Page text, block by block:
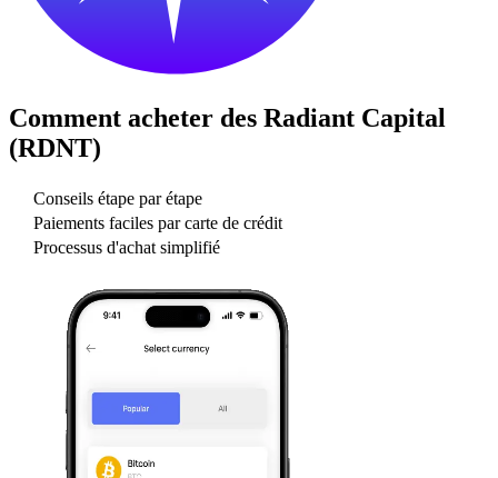
Comment acheter des Radiant Capital
(RDNT)
Conseils étape par étape
Paiements faciles par carte de crédit
Processus d'achat simplifié